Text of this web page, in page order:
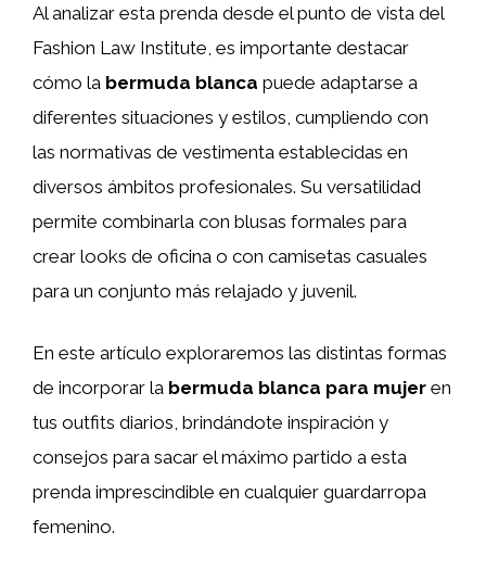
Al analizar esta prenda desde el punto de vista del
Fashion Law Institute, es importante destacar
cómo la bermuda blanca puede adaptarse a
diferentes situaciones y estilos, cumpliendo con
las normativas de vestimenta establecidas en
diversos ámbitos profesionales. Su versatilidad
permite combinarla con blusas formales para
crear looks de oficina o con camisetas casuales
para un conjunto más relajado y juvenil.
En este artículo exploraremos las distintas formas
de incorporar la bermuda blanca para mujer en
tus outfits diarios, brindándote inspiración y
consejos para sacar el máximo partido a esta
prenda imprescindible en cualquier guardarropa
femenino.